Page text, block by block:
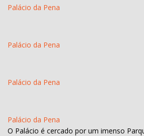
Palácio da Pena
Palácio da Pena
Palácio da Pena
Palácio da Pena
O Palácio é cercado por um imenso